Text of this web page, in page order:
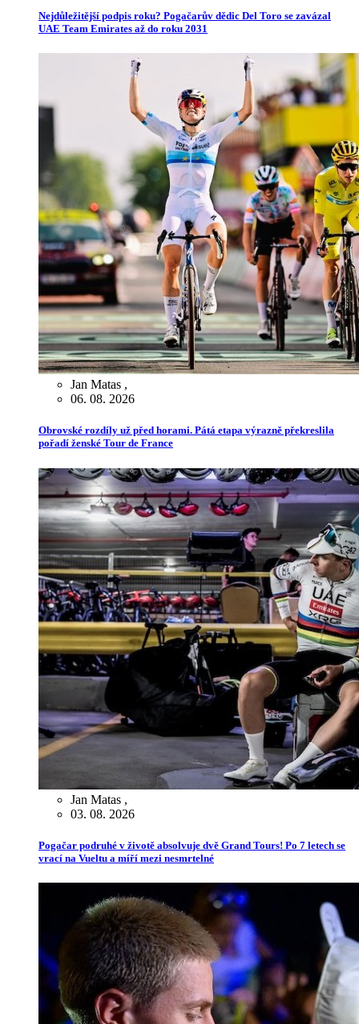
Nejdůležitější podpis roku? Pogačarův dědic Del Toro se zavázal
UAE Team Emirates až do roku 2031
Jan Matas ,
06. 08. 2026
Obrovské rozdíly už před horami. Pátá etapa výrazně překreslila
pořadí ženské Tour de France
Jan Matas ,
03. 08. 2026
Pogačar podruhé v životě absolvuje dvě Grand Tours! Po 7 letech se
vrací na Vueltu a míří mezi nesmrtelné